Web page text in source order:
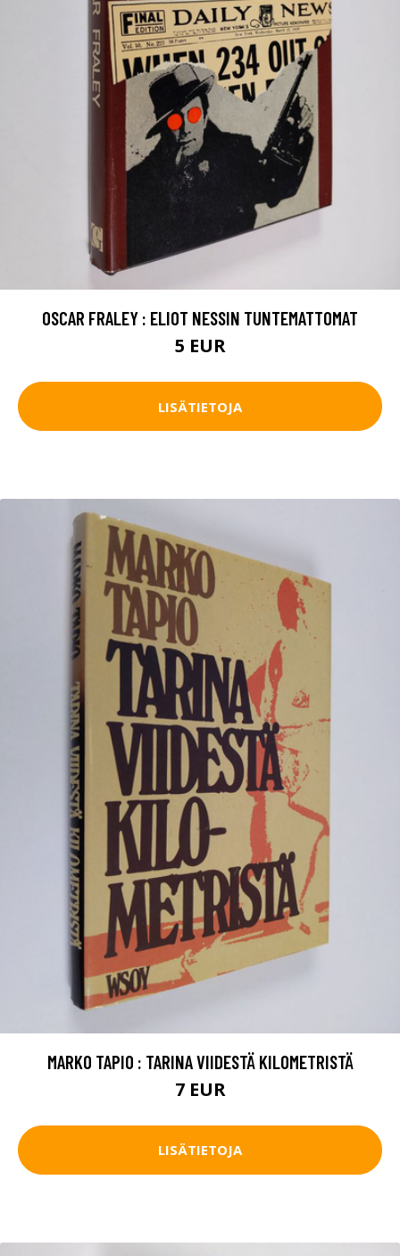
OSCAR FRALEY : ELIOT NESSIN TUNTEMATTOMAT
5 EUR
LISÄTIETOJA
MARKO TAPIO : TARINA VIIDESTÄ KILOMETRISTÄ
7 EUR
LISÄTIETOJA